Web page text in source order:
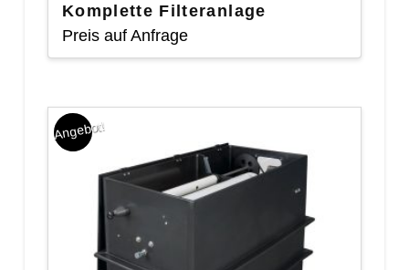
Komplette Filteranlage
Preis auf Anfrage
Angebot!